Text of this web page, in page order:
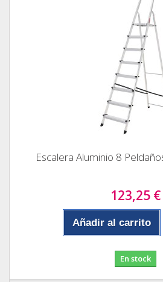
Escalera Aluminio 8
123,25 €
Añadir al carrito
En stock